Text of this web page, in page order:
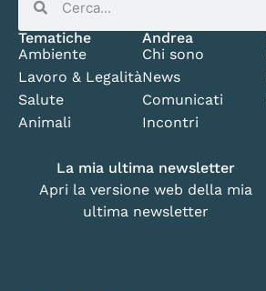
Tematiche
Ambiente
Lavoro & Legalità
Salute
Animali
Andrea
Chi sono
News
Comunicati
Incontri
La mia ultima newsletter
Apri la versione web della mia
ultima newsletter